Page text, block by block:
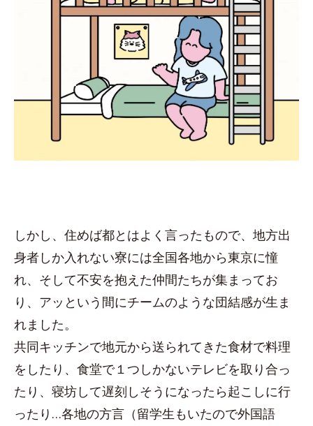
しかし、住めば都とはよく言ったもので、地方出
身者しか入れない寮には全国各地から東京に憧
れ、そして不安を抱えた仲間たちが集まってお
り、アッという間にチームのような団結感が生ま
れました。
共同キッチンで地元から送られてきた食材で料理
をしたり、食堂で１つしかないテレビを取り合っ
たり、寝坊して遅刻しそうになったら起こしに行
ったり…各地の方言（留学生もいたので外国語